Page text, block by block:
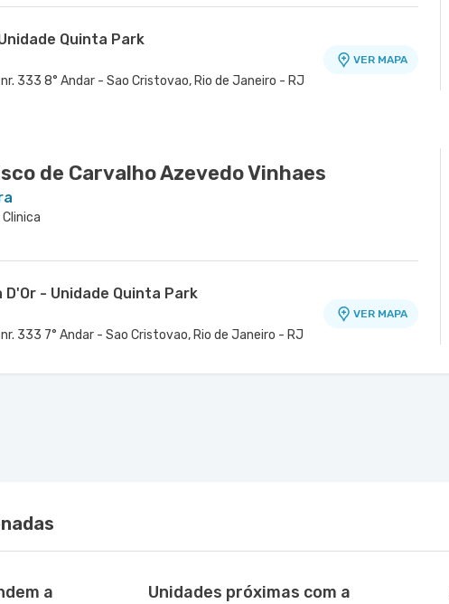
Quinta Park
333 8° Andar - Sao Cristovao, Rio de Janeiro - RJ
VER MAPA
de Carvalho Azevedo Vinhaes
- Unidade Quinta Park
333 7° Andar - Sao Cristovao, Rio de Janeiro - RJ
VER MAPA
a
Unidades próximas com a